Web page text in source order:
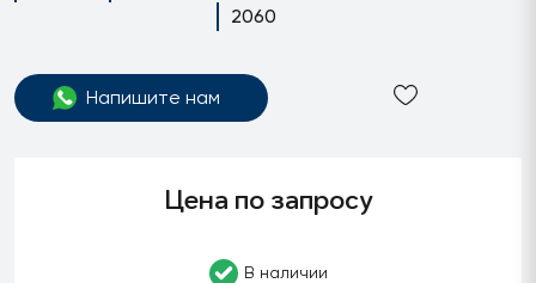
2060
Напишите нам
Цена по запросу
В наличии